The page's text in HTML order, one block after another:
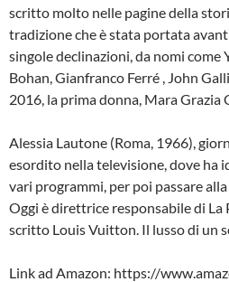
scritto molto nelle pagine della
tradizione che è stata portata
singole declinazioni, da nomi come
Bohan, Gianfranco Ferré , John
2016, la prima donna, Mara Grazia
Alessia Lautone (Roma, 1966),
esordito nella televisione, dove ha
vari programmi, per poi passare
Oggi è direttrice responsabile di La
scritto Louis Vuitton. Il lusso di un
Link ad Amazon: https://